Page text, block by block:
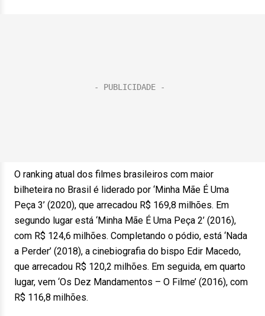
O ranking atual dos filmes brasileiros com maior
bilheteira no Brasil é liderado por ‘Minha Mãe É Uma
Peça 3’ (2020), que arrecadou R$ 169,8 milhões. Em
segundo lugar está ‘Minha Mãe É Uma Peça 2’ (2016),
com R$ 124,6 milhões. Completando o pódio, está ‘Nada
a Perder’ (2018), a cinebiografia do bispo Edir Macedo,
que arrecadou R$ 120,2 milhões. Em seguida, em quarto
lugar, vem ‘Os Dez Mandamentos – O Filme’ (2016), com
R$ 116,8 milhões.